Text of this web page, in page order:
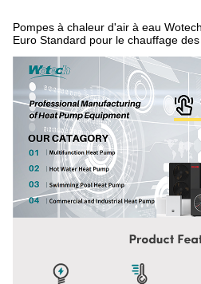
Pompes à chaleur d'air à eau
Euro Standard pour le chauffage